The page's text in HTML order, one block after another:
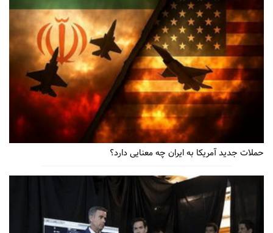
حملات جدید آمریکا به ایران چه معنایی دارد؟